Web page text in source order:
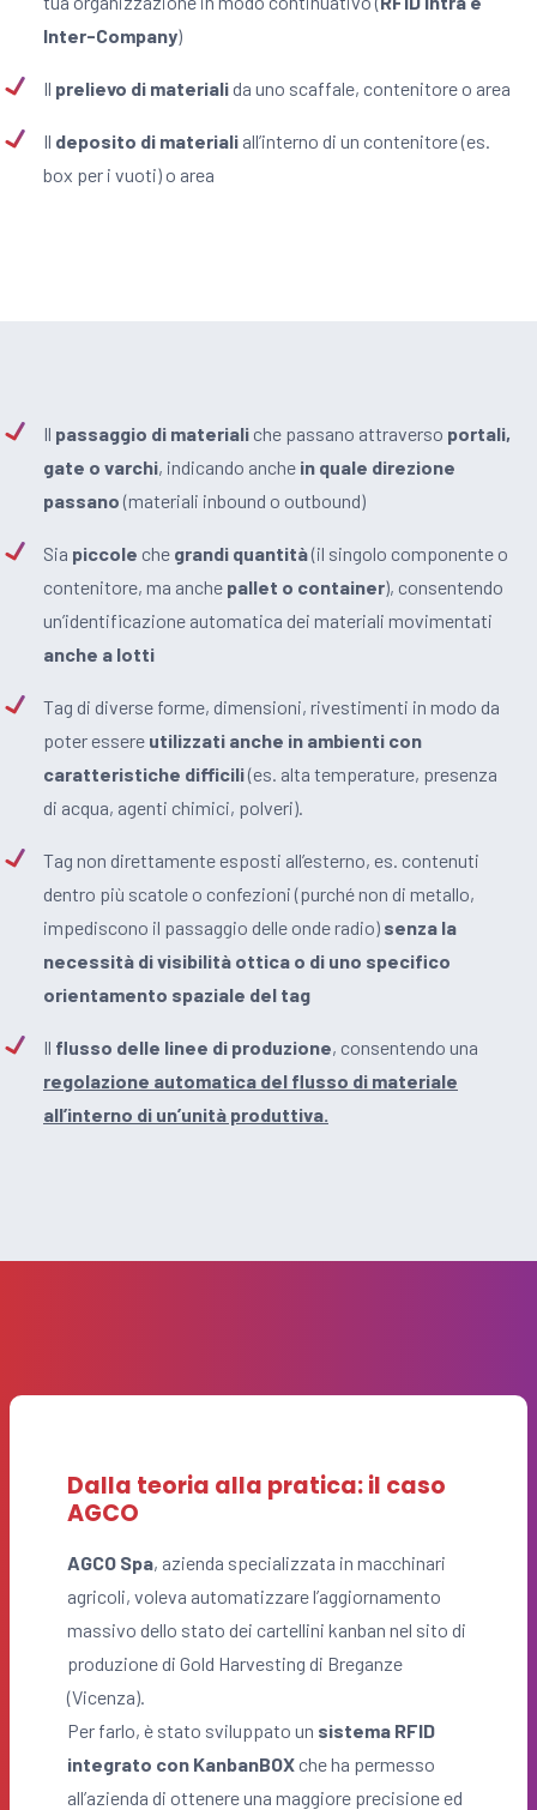
Inter-Company)
Il prelievo di materialida uno scaffale, contenitore o area
Il deposito di materiali all’interno di un contenitore (es.
box per i vuoti) o area
Il passaggio di materiali che passano attraverso portali,
gate o varchi, indicando anche in quale direzione
passano (materiali inbound o outbound)
Sia piccole che grandi quantità(il singolo componente o
contenitore, ma anche pallet o container), consentendo
un’identificazione automatica dei materiali movimentati
anche a lotti
Tag di diverse forme, dimensioni, rivestimenti in modo da
poter essere utilizzati anche in ambienti con
caratteristiche difficili(es. alta temperature, presenza
di acqua, agenti chimici, polveri).
Tag non direttamente esposti all’esterno, es. contenuti
dentro più scatole o confezioni (purché non di metallo,
impediscono il passaggio delle onde radio) senza la
necessità di visibilità ottica o di uno specifico
orientamento spaziale del tag
Il flusso delle linee di produzione, consentendo una
regolazione automatica del flusso di materiale
all’interno di un’unità produttiva.
Dalla teoria alla pratica: il caso
AGCO
AGCO Spa, azienda specializzata in macchinari
agricoli, voleva automatizzare l’aggiornamento
massivo dello stato dei cartellini kanban nel sito di
produzione di Gold Harvesting di Breganze
(Vicenza).
Per farlo, è stato sviluppato un sistema RFID
integrato con KanbanBOX che ha permesso
all’azienda di ottenere una maggiore precisione ed